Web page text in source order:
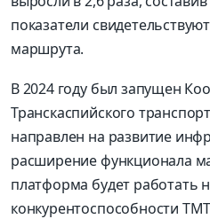
показатели
маршрута.
В 2024 году был запущен
Транскаспийского
направлен на развитие
расширение функционала
платформа будет работать
конкурентоспособности